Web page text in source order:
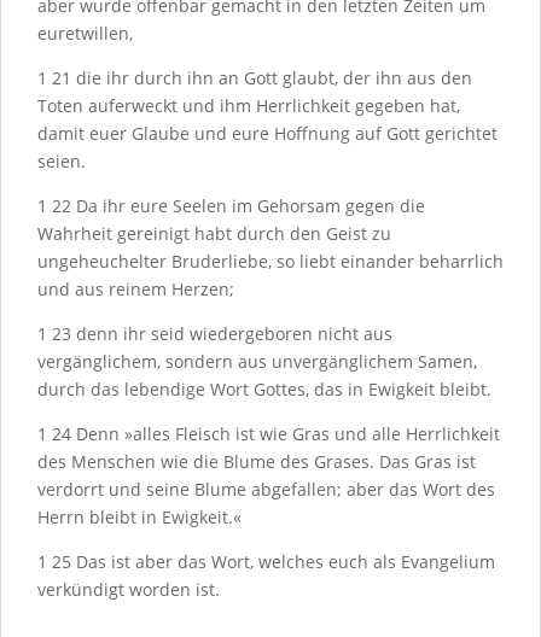
aber wurde offenbar gemacht in den letzten Zeiten um
euretwillen,
1 21 die ihr durch ihn an Gott glaubt, der ihn aus den
Toten auferweckt und ihm Herrlichkeit gegeben hat,
damit euer Glaube und eure Hoffnung auf Gott gerichtet
seien.
1 22 Da ihr eure Seelen im Gehorsam gegen die
Wahrheit gereinigt habt durch den Geist zu
ungeheuchelter Bruderliebe, so liebt einander beharrlich
und aus reinem Herzen;
1 23 denn ihr seid wiedergeboren nicht aus
vergänglichem, sondern aus unvergänglichem Samen,
durch das lebendige Wort Gottes, das in Ewigkeit bleibt.
1 24 Denn »alles Fleisch ist wie Gras und alle Herrlichkeit
des Menschen wie die Blume des Grases. Das Gras ist
verdorrt und seine Blume abgefallen; aber das Wort des
Herrn bleibt in Ewigkeit.«
1 25 Das ist aber das Wort, welches euch als Evangelium
verkündigt worden ist.